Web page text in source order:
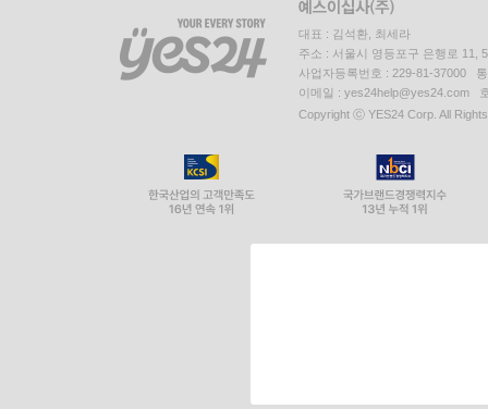
대표 : 김석환, 최세라
주소 : 서울시 영등포구 은행로 11,
사업자등록번호 : 229-81-37000
이메일 : yes24help@yes24.com
Copyright ⓒ YES24 Corp. All